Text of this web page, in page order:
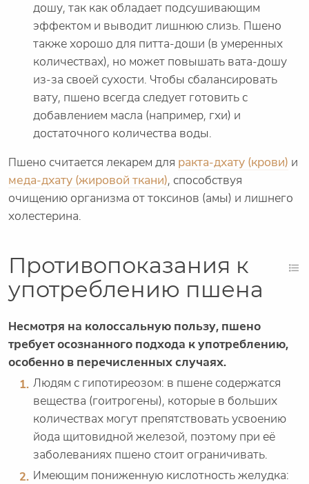
дошу, так как обладает подсушивающим
эффектом и выводит лишнюю слизь. Пшено
также хорошо для питта-доши (в умеренных
количествах), но может повышать вата-дошу
из-за своей сухости. Чтобы сбалансировать
вату, пшено всегда следует готовить с
добавлением масла (например, гхи) и
достаточного количества воды.
Пшено считается лекарем для ракта-дхату (крови) и
меда-дхату (жировой ткани), способствуя
очищению организма от токсинов (амы) и лишнего
холестерина.
Противопоказания к
употреблению пшена
Несмотря на колоссальную пользу, пшено
требует осознанного подхода к употреблению,
особенно в перечисленных случаях.
Людям с гипотиреозом: в пшене содержатся
вещества (гоитрогены), которые в больших
количествах могут препятствовать усвоению
йода щитовидной железой, поэтому при её
заболеваниях пшено стоит ограничивать.
Имеющим пониженную кислотность желудка: